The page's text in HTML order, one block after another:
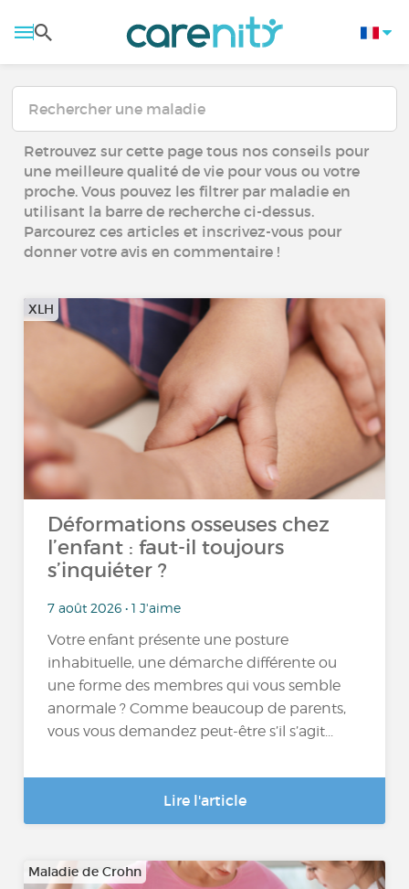
Retrouvez sur cette page tous nos conseils pour
une meilleure qualité de vie pour vous ou votre
proche. Vous pouvez les filtrer par maladie en
utilisant la barre de recherche ci-dessus.
Parcourez ces articles et inscrivez-vous pour
donner votre avis en commentaire !
XLH
Déformations osseuses chez
l’enfant : faut-il toujours
s’inquiéter ?
7 août 2026 • 1 J'aime
Votre enfant présente une posture
inhabituelle, une démarche différente ou
une forme des membres qui vous semble
anormale ? Comme beaucoup de parents,
vous vous demandez peut-être s’il s’agit...
Lire l'article
Maladie de Crohn